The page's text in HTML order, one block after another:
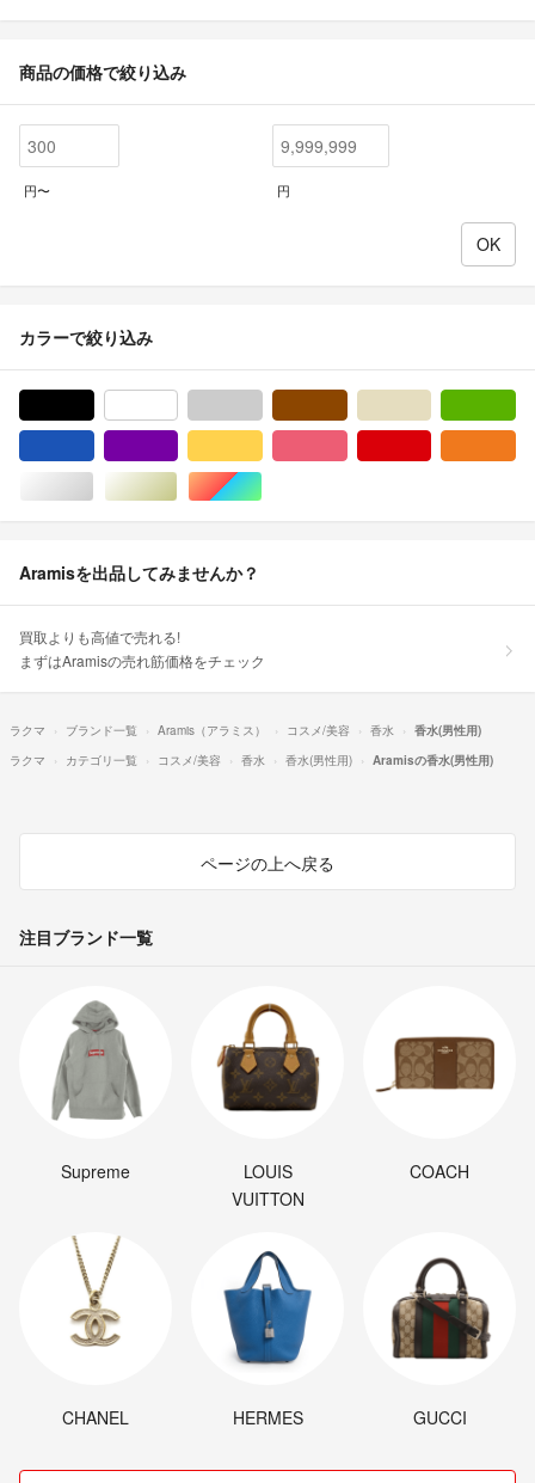
商品の価格で絞り込み
円〜 円
カラーで絞り込み
シルバー/銀色系ゴールド/金色系マルチカラー
Aramisを出品してみませんか？
買取よりも高値で売れる!
まずはAramisの売れ筋価格をチェック
ラクマ ブランド一覧 Aramis（アラミス） コスメ/美容 香水
香水(男性用)
ラクマ
カテゴリ一覧 コスメ/美容 香水 香水(男性用) Aramisの香水(男性用)
ページの上へ戻る
注目ブランド一覧
Supreme
LOUIS
VUITTON
COACH
CHANEL HERMES GUCCI